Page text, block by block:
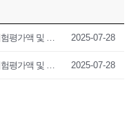
파생상품 거래에 따른 위험평가액 및 최대손실예상금액(VaR) 공시(2025.07.24) 2025-07-28
파생상품 거래에 따른 위험평가액 및 최대손실예상금액(VaR) 공시(2025.07.28) 2025-07-28